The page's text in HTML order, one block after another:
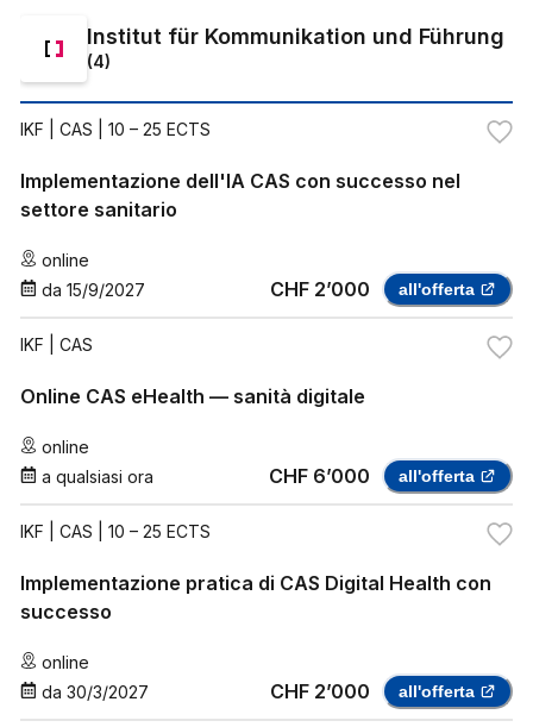
Institut für Kommunikation und Führung
(4)
IKF | CAS | 10 – 25 ECTS
Implementazione dell'IA CAS con successo nel
settore sanitario
online
da 15/9/2027 CHF 2’000 all'offerta
IKF | CAS
Online CAS eHealth — sanità digitale
online
a qualsiasi ora
CHF 6’000 all'offerta
IKF | CAS | 10 – 25 ECTS
Implementazione pratica di CAS Digital Health con
successo
online
da 30/3/2027 CHF 2’000 all'offerta